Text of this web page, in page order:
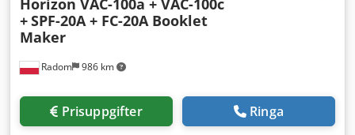
Radom 986 km
Horizon VAC-100a + VAC-100c
+SPF-20A + FC-20A Booklet
Maker
Prisuppgifter Ringa